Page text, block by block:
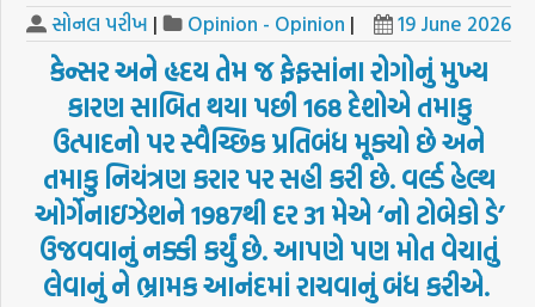
સોનલ પરીખ | Opinion - Opinion | 19 June 2026
કેન્સરઅને હૃદય તેમ જફેફસાંનારોગોનુંમુખ્ય
કારણસાબિતથયા પછી168દેશોએ તમાકુ
ઉત્પાદનો પરસ્વૈચ્છિકપ્રતિબંધ મૂક્યો છેઅને
તમાકુ નિયંત્રણ કરારપરસહી કરી છે.વર્લ્ડહેલ્થ
ઓર્ગેનાઇઝેશને1987થી દર31મેએ‘નો ટોબેકો ડે’
ઉજવવાનુંનક્કી કર્યુંછે.આપણે પણ મોત વેચાતું
લેવાનુંને ભ્રામકઆનંદમાંરાચવાનુંબંધ કરીએ.